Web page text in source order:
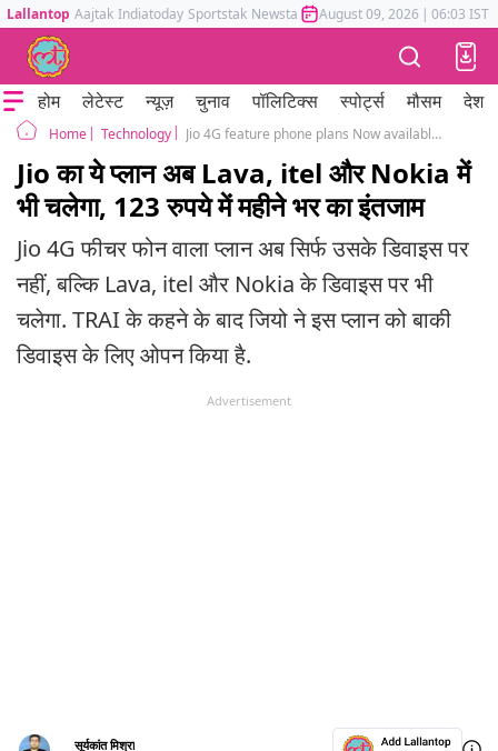
Lallantop Aajtak Indiatoday Sportstak Newstak Mumbai Tak Astrotak
August 09, 2026 | 06:03 IST
होम लेटेस्ट न्यूज़ चुनाव पॉलिटिक्स स्पोर्ट्स मौसम देश
Home Technology Jio 4G feature phone plans Now available for Lava, itel & Nokia 4G keypad phones
Jio का ये प्लान अब Lava, itel और Nokia में
भी चलेगा, 123 रुपये में महीने भर का इंतजाम
Jio 4G फीचर फोन वाला प्लान अब सिर्फ उसके डिवाइस पर
नहीं, बल्कि Lava, itel और Nokia के डिवाइस पर भी
चलेगा. TRAI के कहने के बाद जियो ने इस प्लान को बाकी
डिवाइस के लिए ओपन किया है.
Advertisement
सूर्यकांत मिश्रा